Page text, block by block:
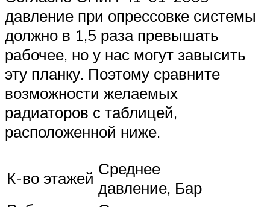
давление при опрессовке системы
должно в 1,5 раза превышать
рабочее, но у нас могут завысить
эту планку. Поэтому сравните
возможности желаемых
радиаторов с таблицей,
расположенной ниже.
К-во этажей Среднее
давление, Бар